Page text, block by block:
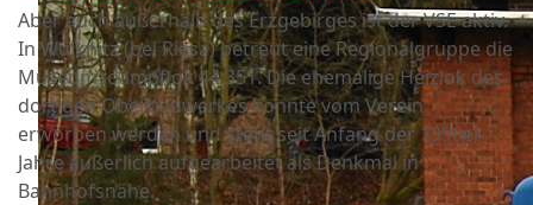
Aber auch außerhalb des Erzgebirges ist der VSE aktiv.
In Wülknitz (bei Riesa) betreut eine Regionalgruppe die
Museumsdampflok 44 351. Die ehemalige Heizlok des
dortigen Oberbauwerkes konnte vom Verein
erworben werden und steht seit Anfang der 1990er
Jahre äußerlich aufgearbeitet als Denkmal in
Bahnhofsnähe.